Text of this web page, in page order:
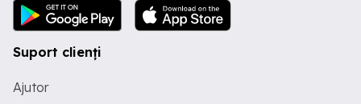
Suport clienți
Ajutor